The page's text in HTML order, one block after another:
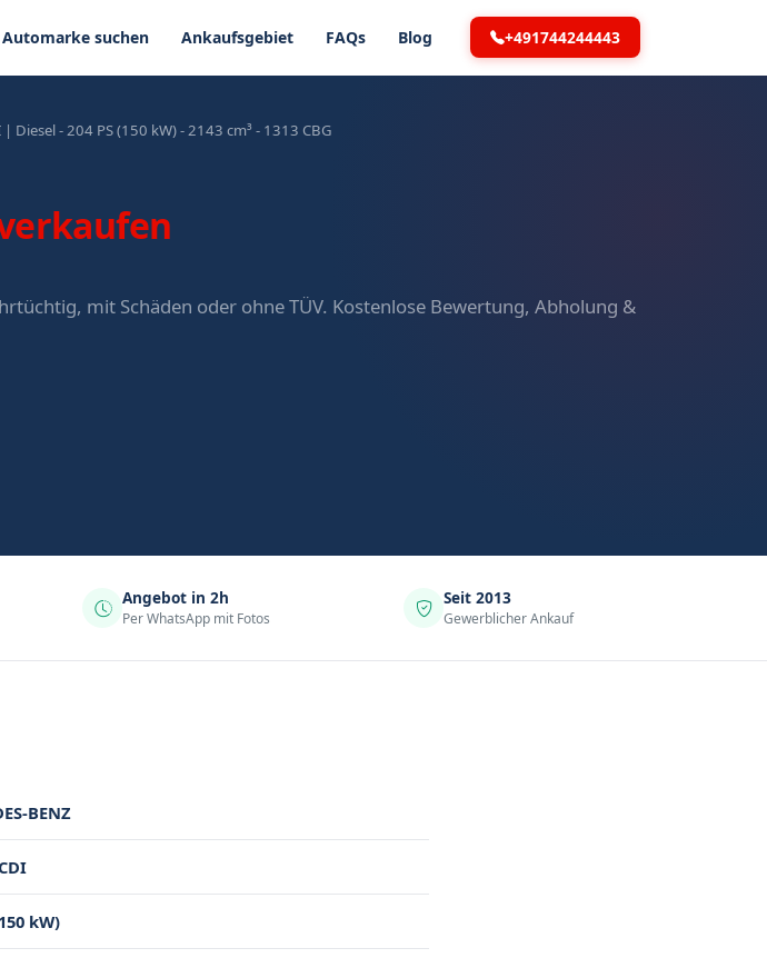
suchen Ankaufsgebiet FAQs Blog +491744244443
Diesel - 204 PS (150 kW) - 2143 cm³ - 1313 CBG
mit Schäden oder ohne TÜV. Kostenlose Bewertung, Abholung &
Angebot in 2h
Per WhatsApp mit Fotos
Seit 2013
Gewerblicher Ankauf
BENZ
kW)